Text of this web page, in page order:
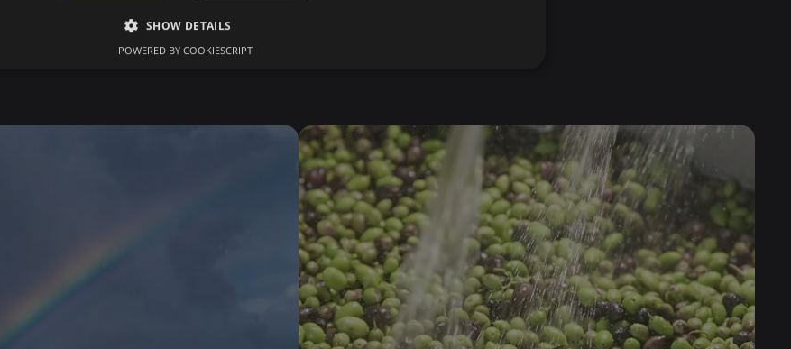
SHOW DETAILS
POWERED BY COOKIESCRIPT